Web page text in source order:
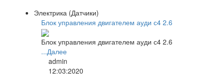
Электрика (Датчики)
Блок управления двигателем ауди с4 2.6
Блок управления двигателем ауди с4 2.6
...Далее
admin
12:03:2020